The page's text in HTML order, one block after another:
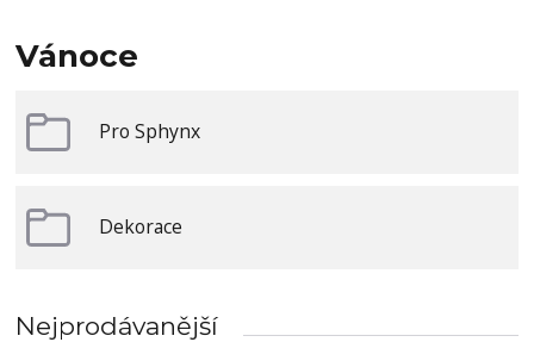
Vánoce
Pro Sphynx
Dekorace
Nejprodávanější